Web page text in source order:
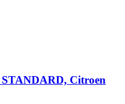
Citroen